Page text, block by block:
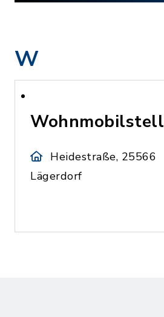
W
Heidestraße, 25566
Lägerdorf